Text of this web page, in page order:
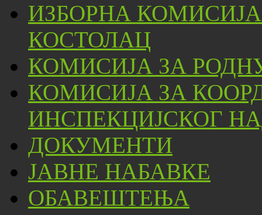
ИЗБОРНА
КОСТОЛАЦ
КОМИСИЈА ЗА
КОМИСИЈА ЗА
ИНСПЕКЦИЈСКОГ
ДОКУМЕНТИ
ЈАВНЕ НАБАВКЕ
ОБАВЕШТЕЊА